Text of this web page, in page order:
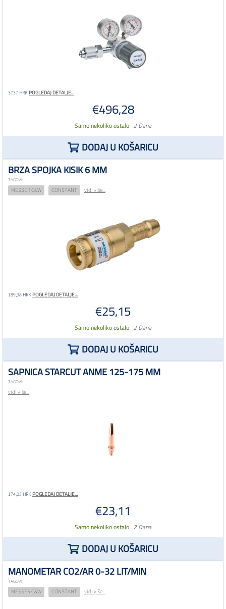
3737 HRKPOGLEDAJ DETALJE...
€496,28
Samo nekoliko ostalo 2 Dana
DODAJ U KOŠARICU
BRZA SPOJKA KISIK 6 MM
TAGOVI:
MESSER C&W CONSTANT vidi više...
189,38 HRKPOGLEDAJ DETALJE...
€25,15
Samo nekoliko ostalo 2 Dana
DODAJ U KOŠARICU
SAPNICA STARCUT ANME 125-175 MM
TAGOVI:
vidi više...
174,03 HRKPOGLEDAJ DETALJE...
€23,11
Samo nekoliko ostalo 2 Dana
DODAJ U KOŠARICU
MANOMETAR CO2/AR 0-32 LIT/MIN
TAGOVI:
MESSER C&W CONSTANT vidi više...